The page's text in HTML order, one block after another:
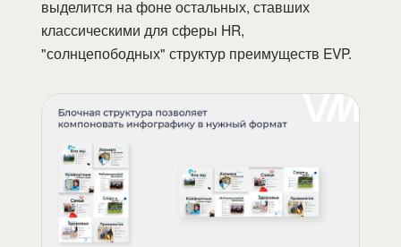
выделится на фоне остальных, ставших
классическими для сферы HR,
"солнцепободных" структур преимуществ EVP.